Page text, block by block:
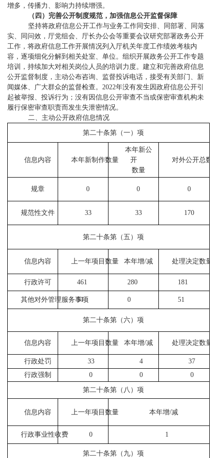
增多，传播力、影响力持续增强。
（四） 完善公开制度规范，加强信息公开监督保障
坚持将政府信息公开工作与业务工作同安排、同部署、同落
实、同问效，厅党组会、厅长办公会等重要会议研究部署政务公开
工作，将政府信息工作开展情况列入厅机关年度工作绩效考核内
容，逐项细化分解到相关处室、单位。组织开展政务公开工作专题
培训，持续加大对相关岗位人员的培训力度。建立和完善政府信息
公开监督制度，主动公布咨询、监督投诉电话，接受有关部门、新
闻媒体、广大群众的监督检查。 2022年没有发生因政府信息公开引
起被举报、投诉行为；没有因信息公开审查不当或保密审查机构未
履行保密审查职责而发生失泄密情况。
二、 主动公开政府信息情况
第二十条第（一）项
信息内容 本年新制作数量
本年新公
开
数量
对外公开总数
规章 0 0 0
规范性文件 33 33 170
第二十条第（五）项
信息内容 上一年项目数量 本年增/减 处理决定数量
行政许可 461 280 181
其他对外管理服务事项
51 0 51
第二十条第（六）项
信息内容 上一年项目数量 本年增/减 处理决定数量
行政处罚 33 4
37
行政强制
0 0 0
第二十条第（八）项
信息内容 上一年项目数量 本年增/减
行政事业性收费 0 1
第二十条第（九）项